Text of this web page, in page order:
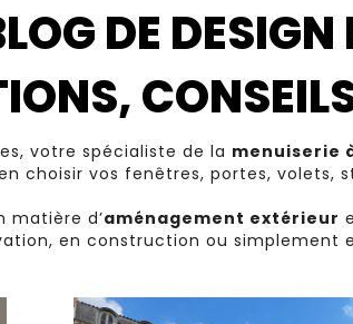
DE DESIGN
votre spécialiste de la menuiserie
choisir vos fenêtres, portes, volets,
matière d’aménagement extérieur
en construction ou simplement